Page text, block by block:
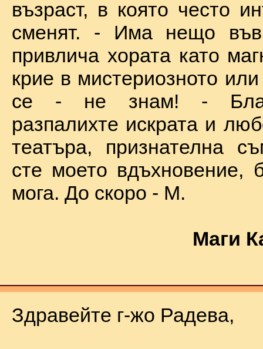
възраст, в която често
сменят. - Има нещо във
привлича хората като
крие в мистериозното
се - не знам! -
разпалихте искрата и
театъра, признателна
сте моето вдъхновение,
мога. До скоро - М.
Маги
Здравейте г-жо Радева,